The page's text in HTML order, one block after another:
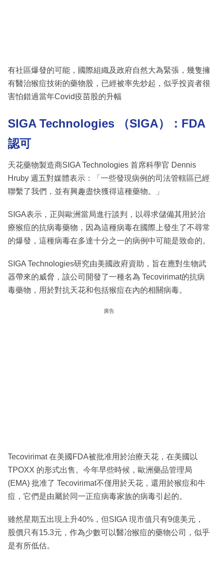
有社區爆發的可能，國際組織及政府自然大為緊張，幾隻擁
有醫治猴痘技術的藥物股，已經被率先炒起，似乎投資者很
害怕錯過當年Covid疫苗股的升幅
SIGA Technologies （SIGA）： FDA
認可
天花藥物製造商SIGA Technologies 首席科學官 Dennis
Hruby 週五對媒體表示：「一些發現病例的司法管轄區已經
聯繫了我們，並有興趣盡快獲得這種藥物。」
SIGA表示，正與歐洲當局進行談判，以尋求儲備其用於治
療猴痘的抗病毒藥物，因為這種病毒在國際上發生了不尋常
的爆發，這種病毒在多達十分之一的病例中可能是致命的。
SIGA Technologies研究由美國政府資助，旨在應對生物武
器帶來的威脅，該公司開發了一種名為 Tecovirimat的抗病
毒藥物，用於對抗天花和包括猴痘在內的相關病毒。
廣告
Tecovirimat 在美國FDA被批准用於治療天花，在美國以
TPOXX 的形式出售。今年早些時候，歐洲藥品管理局
(EMA) 批准了 Tecovirimat不僅用於天花，還用於猴痘和牛
痘，它們是由屬於同一正痘病毒家族的病毒引起的。
雖然星期五出現上升40%，但SIGA 現市值只有9億美元，
股價只有15.3元，作為少數可以醫冶猴痘的藥物公司，似乎
是有所低估。